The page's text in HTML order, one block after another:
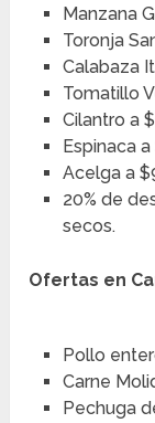
Manzana
Toronja
Calabaza
Tomatillo
Cilantro a
Espinaca
Acelga a
20% de
secos.
Ofertas en
Pollo
Carne
Pechuga